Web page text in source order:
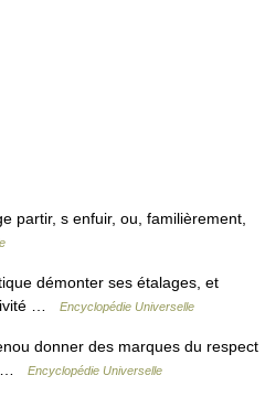
partir, s enfuir, ou, familièrement,
démonter ses étalages, et
…
Encyclopédie Universelle
donner des marques du respect
…
Encyclopédie Universelle